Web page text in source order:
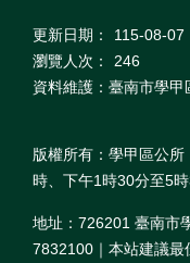
更新日期：
115-08-07
瀏覽人次：
246
資料維護：臺南市學甲
版權所有：學甲區公
時、下午1時30分至5
地址：726201 臺南市
7832100｜本站建議